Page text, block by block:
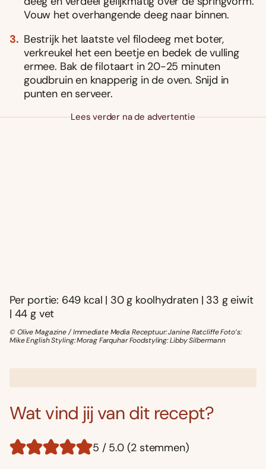
Vouw het overhangende deeg naar binnen.
Bestrijk het laatste vel filodeeg met boter,
verkreukel het een beetje en bedek de vulling
ermee. Bak de filotaart in 20-25 minuten
goudbruin en knapperig in de oven. Snijd in
punten en serveer.
Lees verder na de advertentie
Per portie: 649 kcal | 30 g koolhydraten | 33 g eiwit
| 44 g vet
© Olive Magazine / Immediate Media Receptuur: Janine Ratcliffe Foto’s:
Mike English Styling: Morag Farquhar Foodstyling: Libby Silbermann
Wat vind jij van dit recept?
5 / 5.0 (2 stemmen)